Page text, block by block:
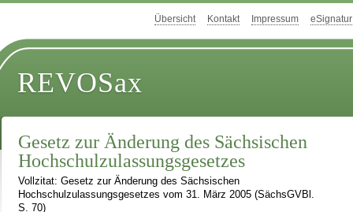
Übersicht Kontakt Impressum eSignatur
REVOSax
Gesetz zur Änderung des Sächsischen
Hochschulzulassungsgesetzes
Vollzitat: Gesetz zur Änderung des Sächsischen
Hochschulzulassungsgesetzes vom 31. März 2005 (SächsGVBl.
S. 70)